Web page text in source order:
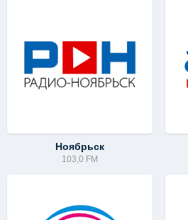
Ноябрьск
103,0 FM